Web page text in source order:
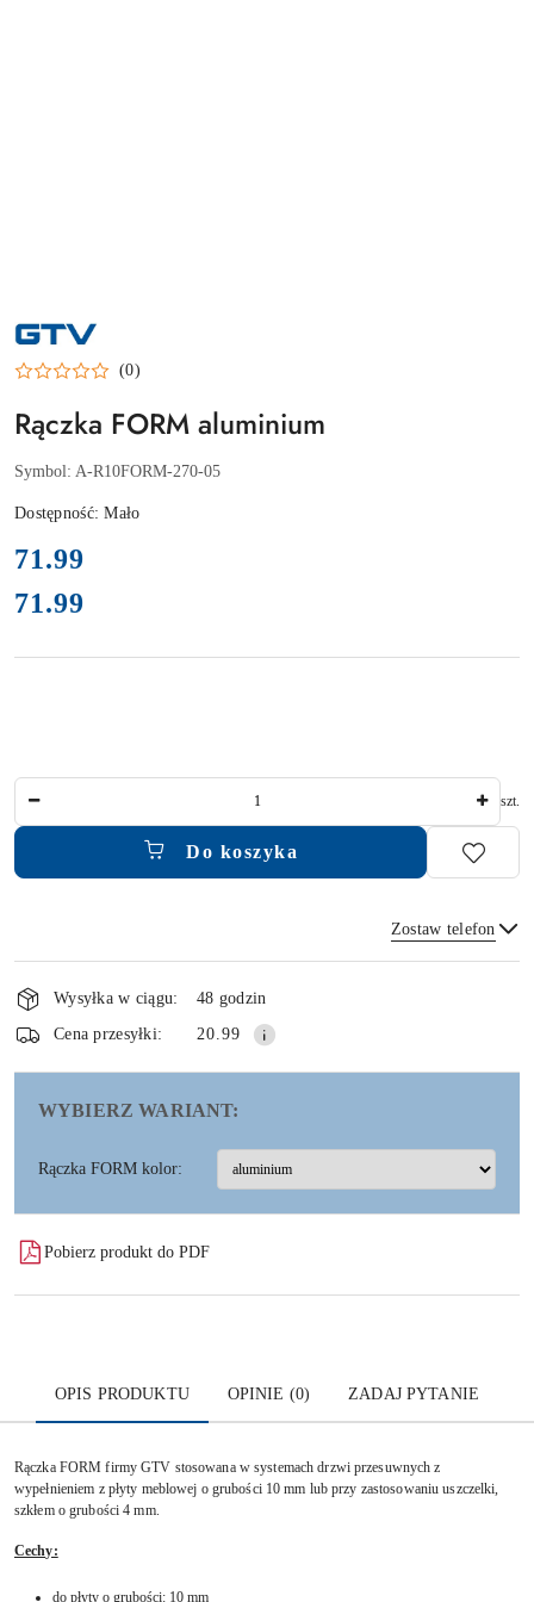
NAZWA
PRODUCENTA:
GTV
(0)
Rączka FORM aluminium
Symbol: A-R10FORM-270-05
Dostępność:Mało
cena:
71.99
Cena:
71.99
szt.
Do koszyka
Zostaw telefon
Wyślij
Dostępność
i
dostawa
Wysyłka w ciągu:
48 godzin
Cena przesyłki:
20.99
WYBIERZ WARIANT:
Rączka FORM kolor:
Pobierz produkt do PDF
OPIS PRODUKTU OPINIE (0) ZADAJ PYTANIE
Rączka FORM firmy GTV stosowana w systemach drzwi przesuwnych z
wypełnieniem z płyty meblowej o grubości 10 mm lub przy zastosowaniu uszczelki,
szkłem o grubości 4 mm.
Cechy:
do płyty o grubości: 10 mm